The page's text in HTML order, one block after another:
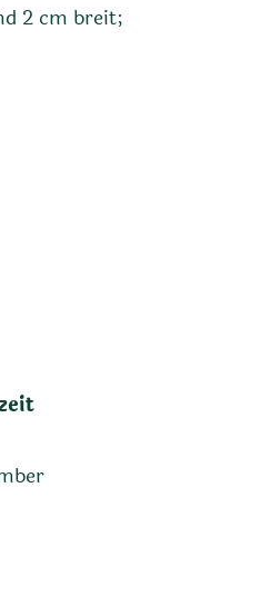
2 cm breit;